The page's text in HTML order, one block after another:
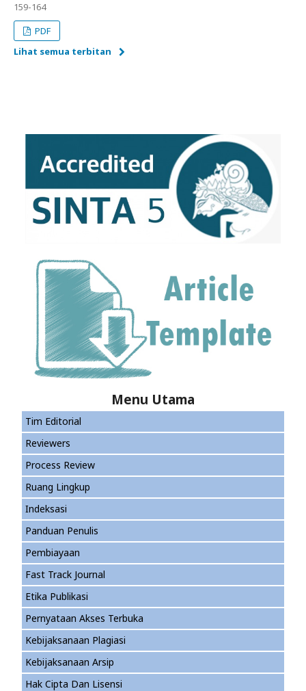
159-164
PDF
Lihat semua terbitan
Menu Utama
Tim Editorial
Reviewers
Process Review
Ruang Lingkup
Indeksasi
Panduan Penulis
Pembiayaan
Fast Track Journal
Etika Publikasi
Pernyataan Akses Terbuka
Kebijaksanaan Plagiasi
Kebijaksanaan Arsip
Hak Cipta Dan Lisensi